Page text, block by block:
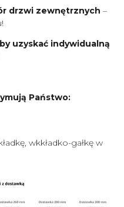
drzwi zewnętrznych –
uzyskać indywidualną
Państwo:
wkkładko-gałkę w